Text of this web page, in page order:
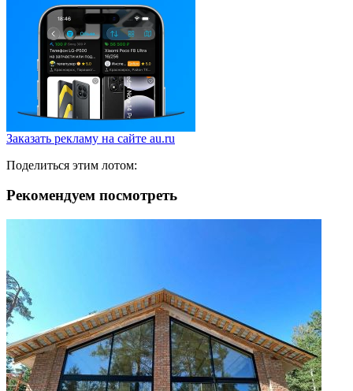
Заказать рекламу на сайте au.ru
Поделиться этим лотом:
Рекомендуем посмотреть